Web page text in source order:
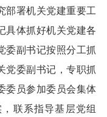
部署机关党建重要工
具体抓好机关党建各
委副书记按照分工抓
党委副书记，专职抓
委员参加委员会集体
联系指导基层党组